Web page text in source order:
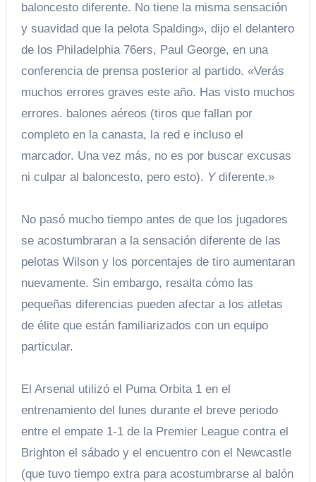
baloncesto diferente. No tiene la misma sensación
y suavidad que la pelota Spalding», dijo el delantero
de los Philadelphia 76ers, Paul George, en una
conferencia de prensa posterior al partido. «Verás
muchos errores graves este año. Has visto muchos
errores. balones aéreos (tiros que fallan por
completo en la canasta, la red e incluso el
marcador. Una vez más, no es por buscar excusas
ni culpar al baloncesto, pero esto). Ydiferente.»
No pasó mucho tiempo antes de que los jugadores
se acostumbraran a la sensación diferente de las
pelotas Wilson y los porcentajes de tiro aumentaran
nuevamente. Sin embargo, resalta cómo las
pequeñas diferencias pueden afectar a los atletas
de élite que están familiarizados con un equipo
particular.
El Arsenal utilizó el Puma Orbita 1 en el
entrenamiento del lunes durante el breve periodo
entre el empate 1-1 de la Premier League contra el
Brighton el sábado y el encuentro con el Newcastle
(que tuvo tiempo extra para acostumbrarse al balón